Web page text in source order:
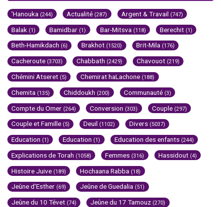
'Hanouka (244) Actualité (287) Argent & Travail (747)
Balak (1) Bamidbar (1) Bar-Mitsva (118) Berechit (1)
Beth-Hamikdach (6) Brakhot (1520) Brit-Mila (176)
Cacheroute (3703) Chabbath (2429) Chavouot (219)
Chémini Atseret (5) Chemirat haLachone (188)
Chemita (135) Chiddoukh (200) Communauté (3)
Compte du Omer (264) Conversion (303) Couple (297)
Couple et Famille (5) Deuil (1102) Divers (5037)
Education (1) Education (1) Education des enfants (244)
Explications de Torah (1058) Femmes (316) Hassidout (4)
Histoire Juive (189) Hochaana Rabba (18)
Jeûne d'Esther (69) Jeûne de Guedalia (51)
Jeûne du 10 Tévet (74) Jeûne du 17 Tamouz (270)